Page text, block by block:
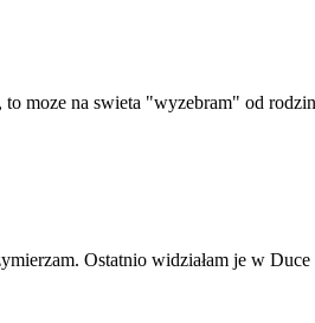
moze na swieta "wyzebram" od
Ostatnio widziałam je w